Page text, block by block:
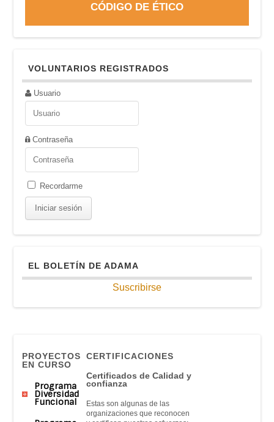
CÓDIGO DE ÉTICO
VOLUNTARIOS REGISTRADOS
Usuario
Contraseña
Recordarme
EL BOLETÍN DE ADAMA
Suscribirse
PROYECTOS
EN CURSO
Programa
Diversidad
Funcional
CERTIFICACIONES
Certificados de Calidad y
confianza
Estas son algunas de las
organizaciones que reconocen